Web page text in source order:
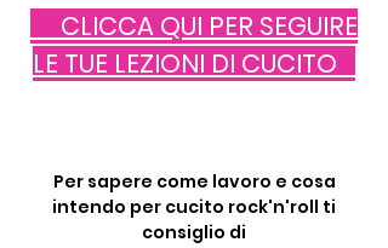
CLICCA QUI PER SEGUIRE
LE TUE LEZIONI DI CUCITO
Per sapere come lavoro e cosa
intendo per cucito rock'n'roll ti
consiglio di